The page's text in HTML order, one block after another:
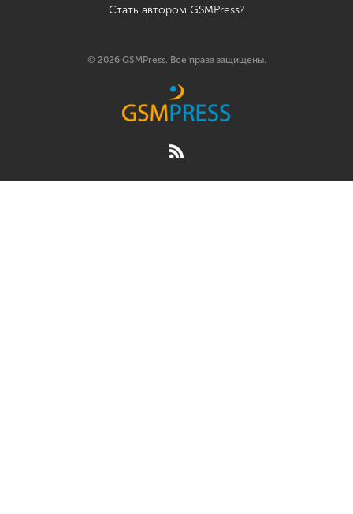
Стать автором GSMPress?
© 2026 GSMPress. Все права защищены.